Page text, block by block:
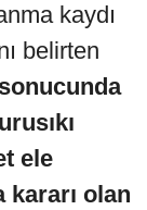
kaydı
belirten
ele
kararı olan